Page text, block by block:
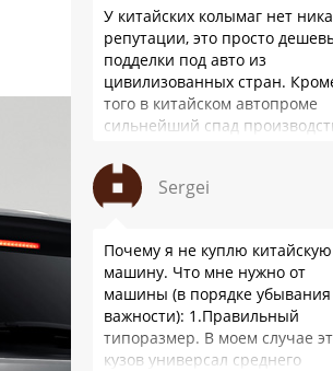
У китайских колымаг нет
репутации, это просто
подделки под авто из
цивилизованных стран.
того в китайском автопроме
сильнейший спад
почти все китайские
производители работают …
Sergei
Почему я не куплю китайскую
машину. Что мне нужно от
машины (в порядке убывания
важности): 1.Правильный
типоразмер. В моем случае
кузов универсал среднего